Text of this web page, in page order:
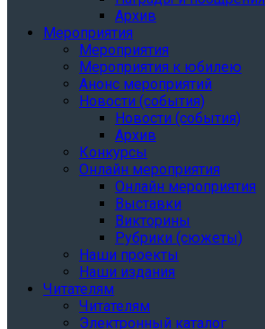
Архив
Мероприятия
Мероприятия
Мероприятия к юбилею
Анонс мероприятий
Новости (события)
Новости (события)
Архив
Конкурсы
Онлайн мероприятия
Онлайн мероприятия
Выставки
Викторины
Рубрики (сюжеты)
Наши проекты
Наши издания
Читателям
Читателям
Электронный каталог